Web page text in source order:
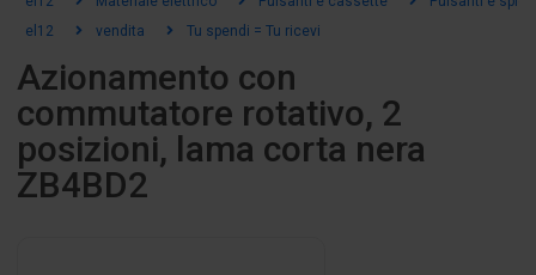
el12
vendita Tu spendi = Tu ricevi
Azionamento con
commutatore rotativo, 2
posizioni, lama corta nera
ZB4BD2